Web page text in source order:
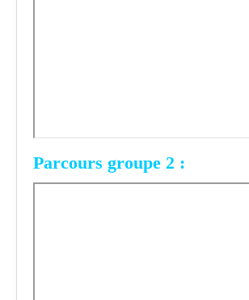
Parcours groupe 2 :